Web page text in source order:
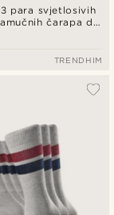
para svjetlosivih
čarapa do
TRENDHIM